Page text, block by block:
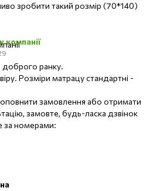
зробити такий розмір (70*140)
компанії
доброго ранку.
Розміри матрацу стандартні -
замовлення або отримати
замовте, будь-ласка дзвінок
за номерами: